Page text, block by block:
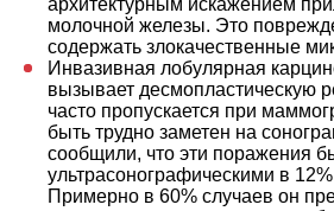
молочной железы. Это
содержать злокачественные
Инвазивная лобулярная
вызывает десмопластическую
часто пропускается при
быть трудно заметен на
сообщили, что эти поражения
ультрасонографическими в
Примерно в 60% случаев он